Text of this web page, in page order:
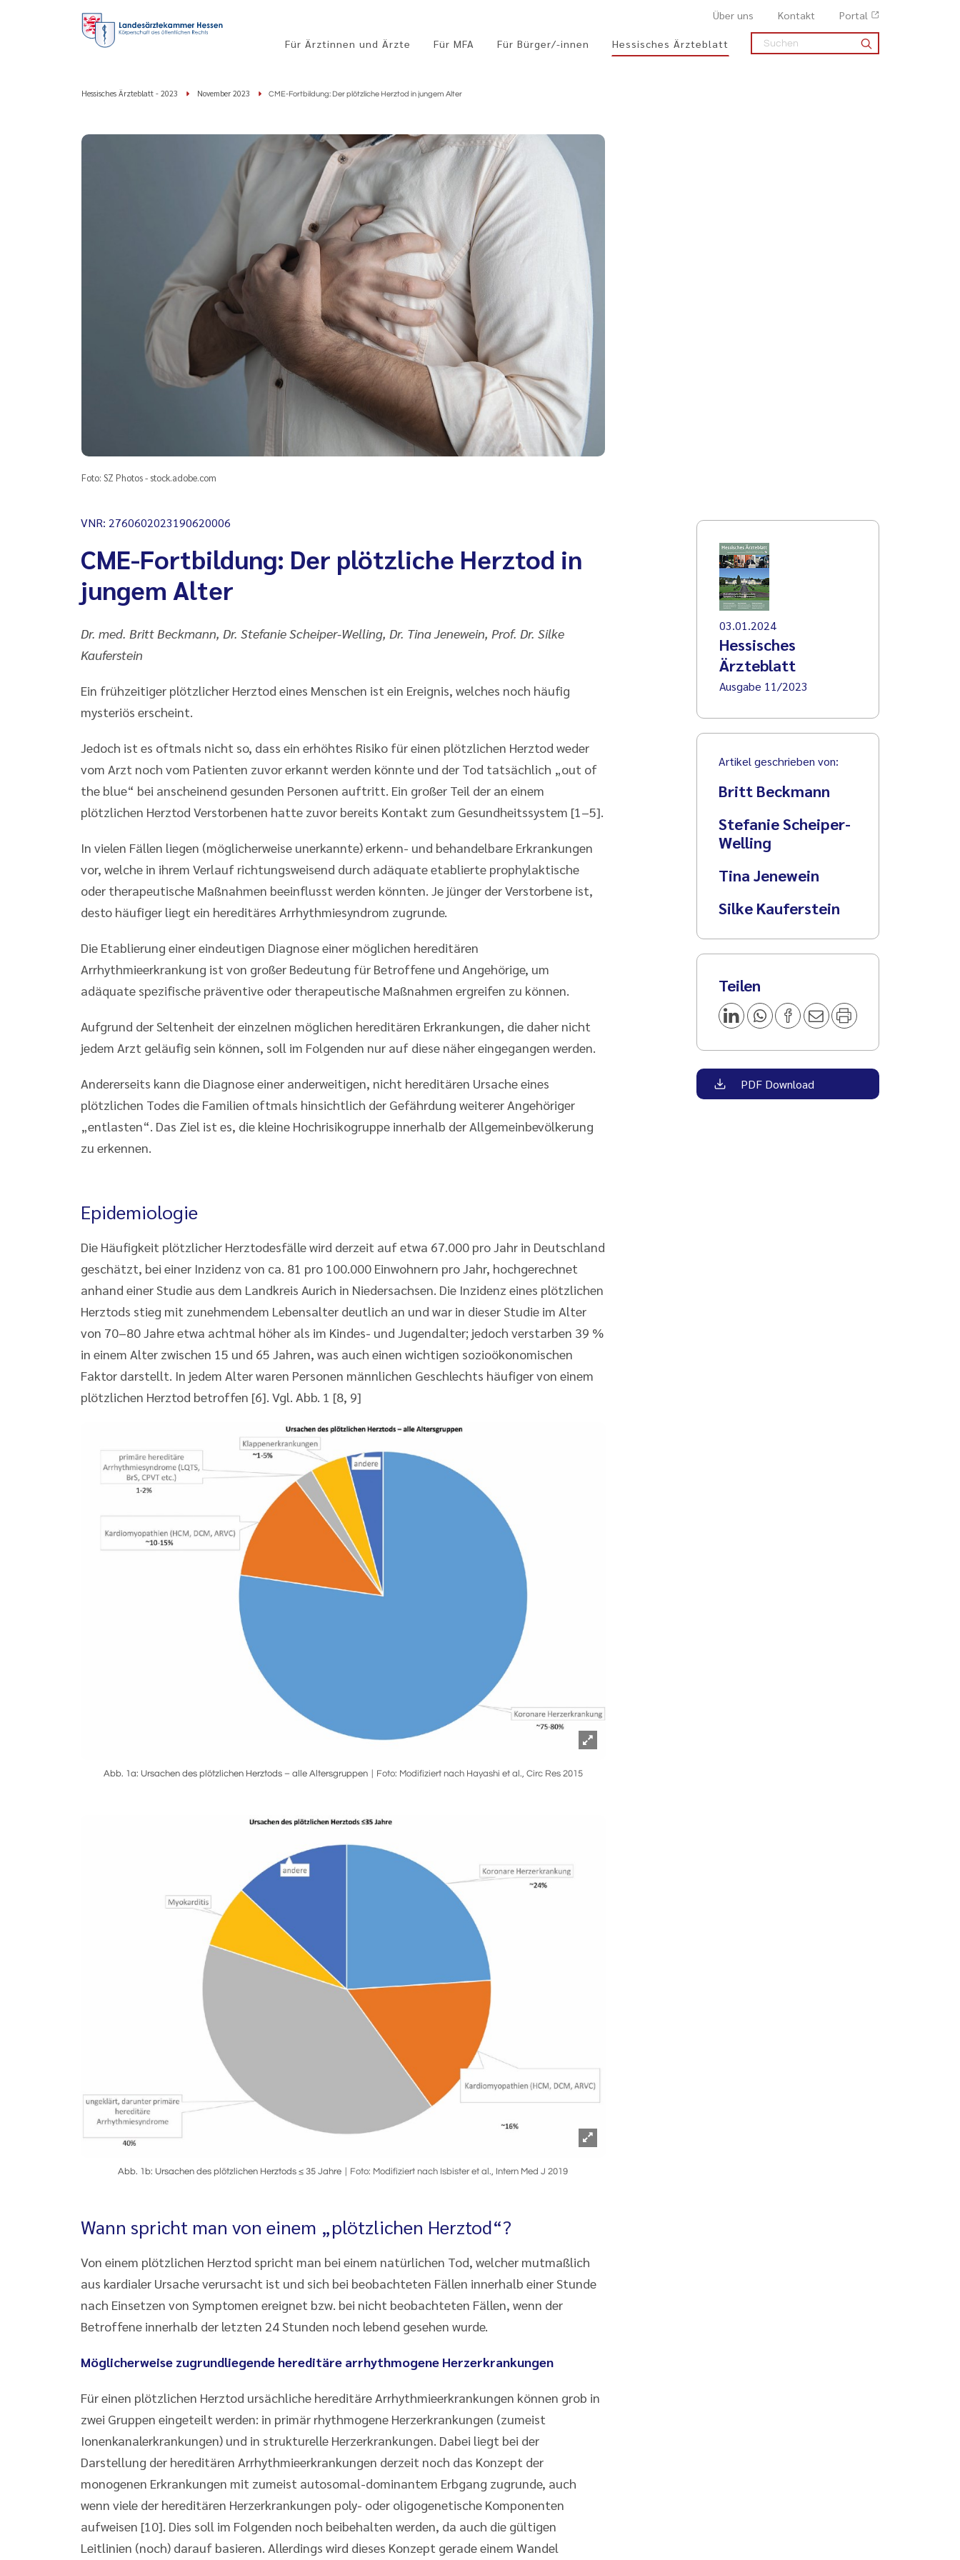
Über uns Kontakt Portal
Für Ärztinnen und Ärzte Für MFA Für Bürger/-innen Hessisches Ärzteblatt
Hessisches Ärzteblatt - 2023 November 2023 CME-Fortbildung: Der plötzliche Herztod in jungem Alter
Foto: SZ Photos - stock.adobe.com
VNR: 2760602023190620006
CME-Fortbildung: Der plötzliche Herztod in
jungem Alter
Dr. med. Britt Beckmann, Dr. Stefanie Scheiper-Welling, Dr. Tina Jenewein, Prof. Dr. Silke
Kauferstein
Ein frühzeitiger plötzlicher Herztod eines Menschen ist ein Ereignis, welches noch häufig
mysteriös erscheint.
Jedoch ist es oftmals nicht so, dass ein erhöhtes Risiko für einen plötzlichen Herztod weder
vom Arzt noch vom Patienten zuvor erkannt werden könnte und der Tod tatsächlich „out of
the blue“ bei anscheinend gesunden Personen auftritt. Ein großer Teil der an einem
plötzlichen Herztod Verstorbenen hatte zuvor bereits Kontakt zum Gesundheitssystem [1–5].
In vielen Fällen liegen (möglicherweise unerkannte) erkenn- und behandelbare Erkrankungen
vor, welche in ihrem Verlauf richtungsweisend durch adäquate etablierte prophylaktische
oder therapeutische Maßnahmen beeinflusst werden könnten. Je jünger der Verstorbene ist,
desto häufiger liegt ein hereditäres Arrhythmiesyndrom zugrunde.
Die Etablierung einer eindeutigen Diagnose einer möglichen hereditären
Arrhythmieerkrankung ist von großer Bedeutung für Betroffene und Angehörige, um
adäquate spezifische präventive oder therapeutische Maßnahmen ergreifen zu können.
Aufgrund der Seltenheit der einzelnen möglichen hereditären Erkrankungen, die daher nicht
jedem Arzt geläufig sein können, soll im Folgenden nur auf diese näher eingegangen werden.
Andererseits kann die Diagnose einer anderweitigen, nicht hereditären Ursache eines
plötzlichen Todes die Familien oftmals hinsichtlich der Gefährdung weiterer Angehöriger
„entlasten“. Das Ziel ist es, die kleine Hochrisikogruppe innerhalb der Allgemeinbevölkerung
zu erkennen.
Epidemiologie
Die Häufigkeit plötzlicher Herztodesfälle wird derzeit auf etwa 67.000 pro Jahr in Deutschland
geschätzt, bei einer Inzidenz von ca. 81 pro 100.000 Einwohnern pro Jahr, hochgerechnet
anhand einer Studie aus dem Landkreis Aurich in Niedersachsen. Die Inzidenz eines plötzlichen
Herztods stieg mit zunehmendem Lebensalter deutlich an und war in dieser Studie im Alter
von 70–80 Jahre etwa achtmal höher als im Kindes- und Jugendalter; jedoch verstarben 39 %
in einem Alter zwischen 15 und 65 Jahren, was auch einen wichtigen sozioökonomischen
Faktor darstellt. In jedem Alter waren Personen männlichen Geschlechts häufiger von einem
plötzlichen Herztod betroffen [6]. Vgl. Abb. 1 [8, 9]
Abb. 1a: Ursachen des plötzlichen Herztods – alle Altersgruppen Foto: Modifiziert nach Hayashi et al., Circ Res 2015
Abb. 1b: Ursachen des plötzlichen Herztods ≤ 35 Jahre Foto: Modifiziert nach Isbister et al., Intern Med J 2019
Wann spricht man von einem „plötzlichen Herztod“?
Von einem plötzlichen Herztod spricht man bei einem natürlichen Tod, welcher mutmaßlich
aus kardialer Ursache verursacht ist und sich bei beobachteten Fällen innerhalb einer Stunde
nach Einsetzen von Symptomen ereignet bzw. bei nicht beobachteten Fällen, wenn der
Betroffene innerhalb der letzten 24 Stunden noch lebend gesehen wurde.
Möglicherweise zugrundliegende hereditäre arrhythmogene Herzerkrankungen
Für einen plötzlichen Herztod ursächliche hereditäre Arrhythmieerkrankungen können grob in
zwei Gruppen eingeteilt werden: in primär rhythmogene Herzerkrankungen (zumeist
Ionenkanalerkrankungen) und in strukturelle Herzerkrankungen. Dabei liegt bei der
Darstellung der hereditären Arrhythmieerkrankungen derzeit noch das Konzept der
monogenen Erkrankungen mit zumeist autosomal-­dominantem Erbgang zugrunde, auch
wenn viele der hereditären Herzerkrankungen poly- oder oligogenetische Komponenten
aufweisen [10]. Dies soll im Folgenden noch beibehalten werden, da auch die gültigen
Leitlinien (noch) darauf basieren. Allerdings wird dieses Konzept gerade einem Wandel
03.01.2024
Hessisches
Ärzteblatt
Ausgabe 11/2023
Artikel geschrieben von:
Britt Beckmann
Stefanie Scheiper-
Welling
Tina Jenewein
Silke Kauferstein
Teilen
PDF Download